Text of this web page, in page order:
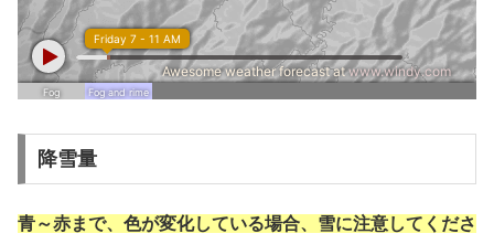
降雪量
青～赤まで、色が変化している場合、雪に注意してくださ